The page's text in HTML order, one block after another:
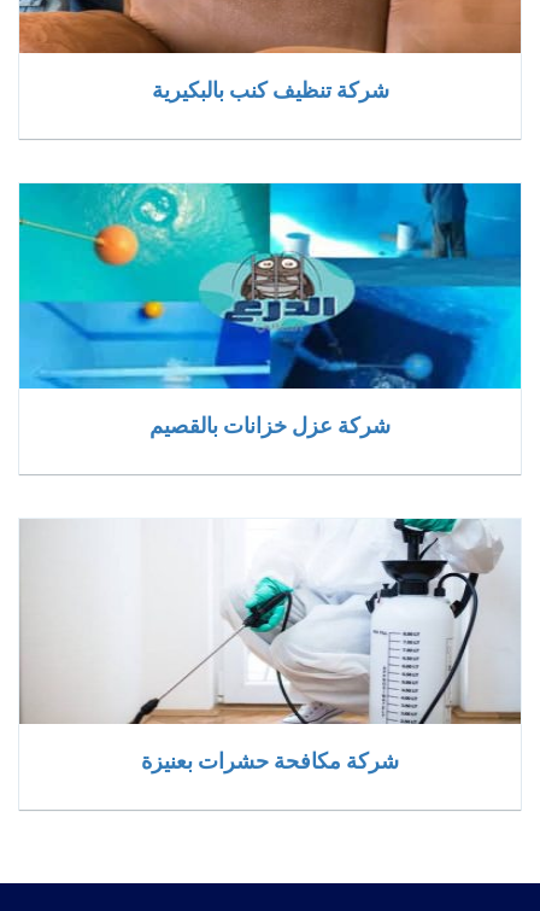
شركة تنظيف كنب بالبكيرية
شركة عزل خزانات بالقصيم
شركة مكافحة حشرات بعنيزة